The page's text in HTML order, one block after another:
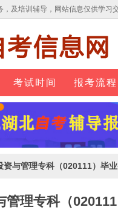
及培训辅导，网站信息仅供学习
考试时间 报考流程
资与管理专科（020111）毕
理专科（